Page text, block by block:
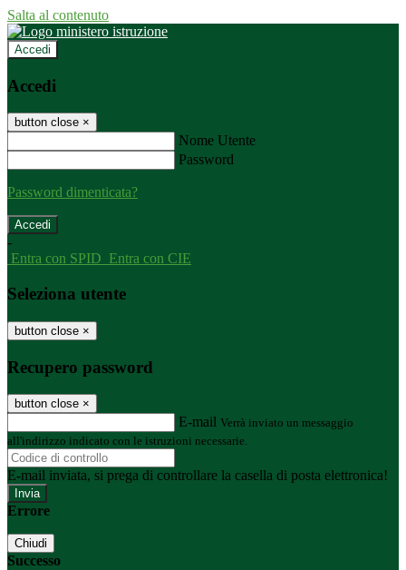
Salta al contenuto
Accedi
Accedi
button close ×
Nome Utente
Password
Password dimenticata?
-
Entra con SPID Entra con CIE
Seleziona utente
button close ×
Recupero password
button close ×
E-mail Verrà inviato un messaggio
all'indirizzo indicato con le istruzioni necessarie.
E-mail inviata, si prega di controllare la casella di posta elettronica!
Errore
Chiudi
Successo